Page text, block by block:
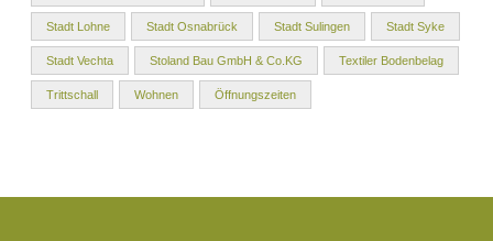
Stadt Lohne Stadt Osnabrück Stadt Sulingen Stadt Syke
Stadt Vechta Stoland Bau GmbH & Co.KG Textiler Bodenbelag
Trittschall Wohnen Öffnungszeiten